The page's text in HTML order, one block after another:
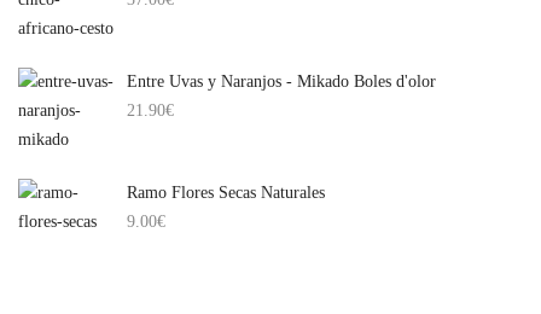
Entre Uvas y Naranjos - Mikado Boles d'olor
21.90€
Ramo Flores Secas Naturales
9.00€